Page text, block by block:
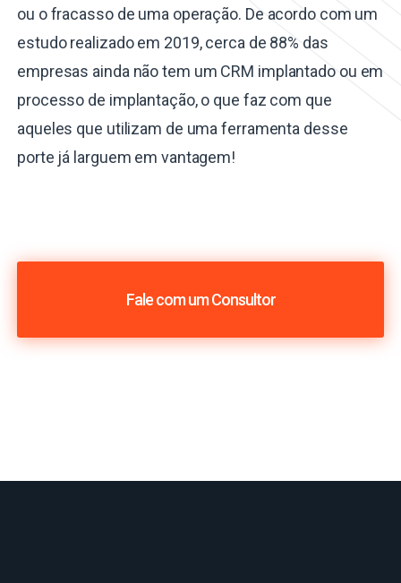
ou o fracasso de uma operação. De acordo com um
estudo realizado em 2019, cerca de 88% das
empresas ainda não tem um CRM implantado ou em
processo de implantação, o que faz com que
aqueles que utilizam de uma ferramenta desse
porte já larguem em vantagem!
Fale com um Consultor